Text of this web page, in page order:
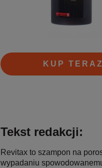
KUP TERAZ
Tekst redakcji:
Revitax to szampon na
wypadaniu